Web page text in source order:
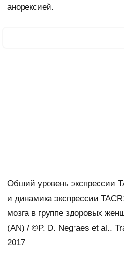
анорексией.
Общий уровень экспрессии
и динамика экспрессии
мозга в группе здоровых
(AN) / ©P. D. Negraes et al.,
2017